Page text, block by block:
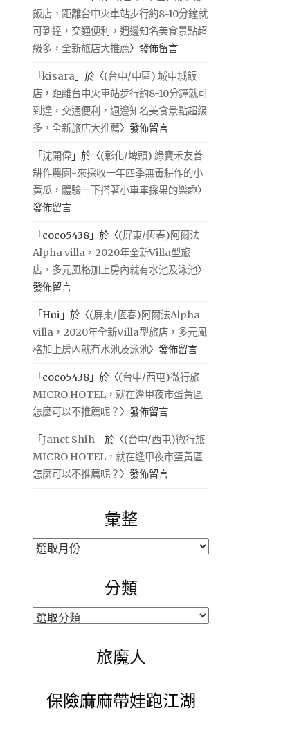
飯店，距離台中火車站步行約8-10分鐘就
可到達，交通便利，週邊知名美食景點超
級多，全新旅店大推薦〉發佈留言
「kisara 」於〈(台中/中區) 城中城飯
店，距離台中火車站步行約8-10分鐘就可
到達，交通便利，週邊知名美食景點超級
多，全新旅店大推薦〉發佈留言
「沈開偉 」於〈(彰化/埤頭) 綠寶禾友善
耕作農園-來採收一年四季無毒耕作的小
黃瓜，體驗一下搭著小車車採果的樂趣〉
發佈留言
「 coco5438 」於〈(屏東/恆春)阿爾法
Alpha villa，2020年全新Villa型旅
店，多元風格加上房內就有水池及泳池〉
發佈留言
「Hui 」於〈(屏東/恆春)阿爾法Alpha
villa，2020年全新Villa型旅店，多元風
格加上房內就有水池及泳池〉發佈留言
「 coco5438 」於〈(台中/西屯)微行旅
MICRO HOTEL，就在逢甲夜市蛋黃區
怎麼可以不推薦呢？ 〉發佈留言
「Janet Shih 」於〈(台中/西屯)微行旅
MICRO HOTEL，就在逢甲夜市蛋黃區
怎麼可以不推薦呢？ 〉發佈留言
彙整
彙
分類
分
旅魔人
保險麻麻帶娃跑江湖